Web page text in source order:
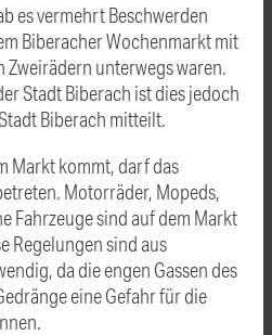
es vermehrt Beschwerden
Biberacher Wochenmarkt mit
unterwegs waren.
Stadt Biberach ist dies jedoch
Biberach mitteilt.
Markt kommt, darf das
Motorräder, Mopeds,
Fahrzeuge sind auf dem Markt
Regelungen sind aus
da die engen Gassen des
eine Gefahr für die